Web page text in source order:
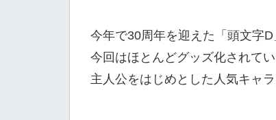
今年で30周年を迎えた「頭文字
今回はほとんどグッズ化されて
主人公をはじめとした人気キャ